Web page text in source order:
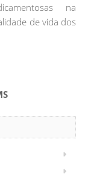
na
de vida dos